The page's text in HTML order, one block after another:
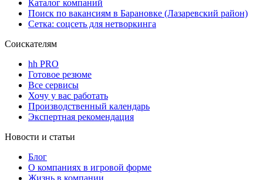
Каталог компаний
Поиск по вакансиям в Барановке (Лазаревский район)
Сетка: соцсеть для нетворкинга
Соискателям
hh PRO
Готовое резюме
Все сервисы
Хочу у вас работать
Производственный календарь
Экспертная рекомендация
Новости и статьи
Блог
О компаниях в игровой форме
Жизнь в компании